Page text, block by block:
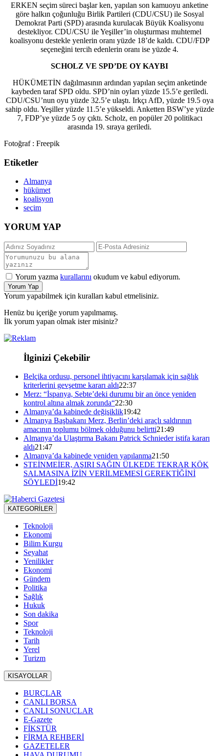
ERKEN seçim süreci başlar ken, yapılan son kamuoyu anketine
göre halkın çoğunluğu Birlik Partileri (CDU/CSU) ile Sosyal
Demokrat Parti (SPD) arasında kurulacak Büyük Koalisyonu
destekliyor. CDU/CSU ile Yeşiller’in oluşturması muhtemel
koalisyonu destekle yenlerin oranı yüzde 18’de kaldı. CDU/FDP
seçeneğini tercih edenlerin oranı ise yüzde 4.
SCHOLZ VE SPD’DE OY KAYBI
HÜKÜMETİN dağılmasının ardından yapılan seçim anketinde
kaybeden taraf SPD oldu. SPD’nin oyları yüzde 15.5’e geriledi.
CDU/CSU’nun oyu yüzde 32.5’e ulaştı. Irkçı AfD, yüzde 19.5 oya
sahip oldu. Yeşiller yüzde 11.5’e yükseldi. Anketten BSW’ye yüzde
7, FDP’ye yüzde 5 oy çıktı. Scholz, en popüler 20 politikacı
arasında 19. sıraya geriledi.
Fotoğraf : Freepik
Etiketler
Almanya
hükümet
koalisyon
seçim
YORUM YAP
Yorum yazma kurallarını okudum ve kabul ediyorum.
Yorum Yap
Yorum yapabilmek için kuralları kabul etmelisiniz.
Henüz bu içeriğe yorum yapılmamış.
İlk yorum yapan olmak ister misiniz?
İlginizi Çekebilir
Belçika ordusu, personel ihtiyacını karşılamak için sağlık
kriterlerini gevşetme kararı aldı22:37
Merz: “İspanya, Sebte’deki durumu bir an önce yeniden
kontrol altına almak zorunda“22:30
Almanya’da kabinede değişiklik19:42
Almanya Başbakanı Merz, Berlin’deki araçlı saldırının
amacının toplumu bölmek olduğunu belirtti21:49
Almanya’da Ulaştırma Bakanı Patrick Schnieder istifa kararı
aldı21:47
Almanya’da kabinede yeniden yapılanma21:50
STEİNMEİER, AŞIRI SAĞIN ÜLKEDE TEKRAR KÖK
SALMASINA İZİN VERİLMEMESİ GEREKTİĞİNİ
SÖYLEDİ19:42
KATEGORİLER
Teknoloji
Ekonomi
Bilim Kurgu
Seyahat
Yenilikler
Ekonomi
Gündem
Politika
Sağlık
Hukuk
Son dakika
Spor
Teknoloji
Tarih
Yerel
Turizm
KISAYOLLAR
BURÇLAR
CANLI BORSA
CANLI SONUÇLAR
E-Gazete
FİKSTÜR
FİRMA REHBERİ
GAZETELER